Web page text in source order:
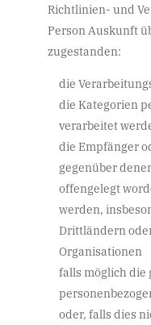
Richtlinien- und
Person Auskunft
zugestanden:
die
die Kategorien
verarbeitet
die Empfänger
gegenüber
offengelegt
werden,
Drittländern
Organisationen
falls möglich die
oder, falls dies